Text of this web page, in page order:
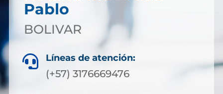
Pablo
BOLIVAR
 Líneas de atención:
(+57) 3176669476